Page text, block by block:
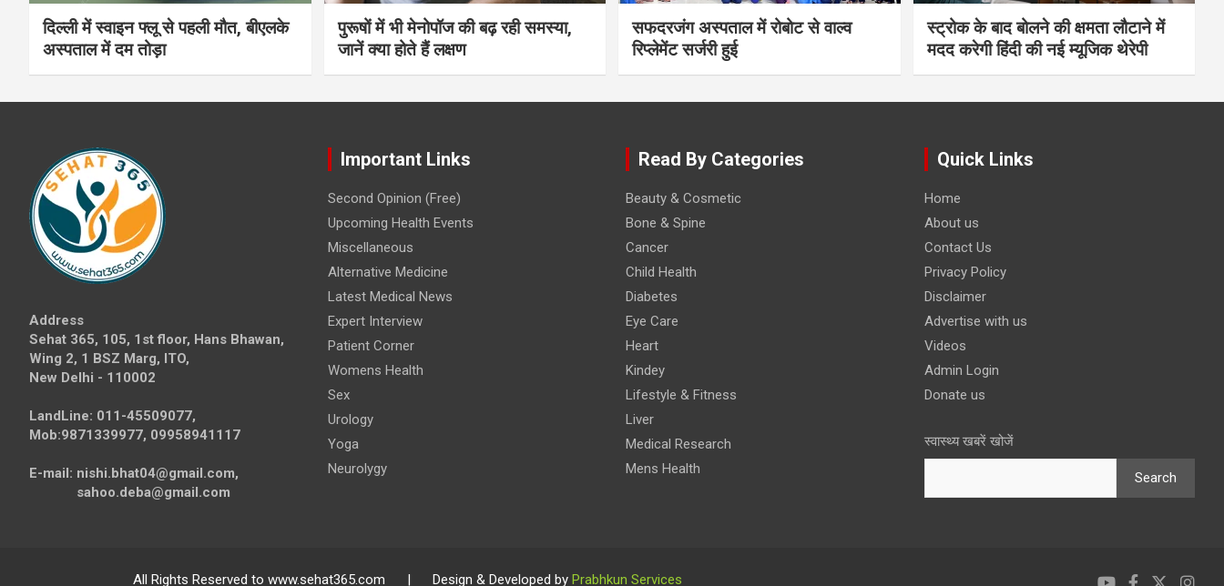
दिल्ली में स्वाइन फ्लू से पहली मौत, बीएलके
अस्पताल में दम तोड़ा
पुरूषों में भी मेनोपॉज की बढ़ रही समस्या,
जानें क्या होते हैं लक्षण
सफदरजंग अस्पताल में रोबोट से वाल्व
रिप्लेमेंट सर्जरी हुई
स्ट्रोक के बाद बोलने की क्षमता लौटाने में
मदद करेगी हिंदी की नई म्यूजिक थेरेपी
Address
Sehat 365, 105, 1st floor, Hans Bhawan,
Wing 2, 1 BSZ Marg, ITO,
New Delhi - 110002
LandLine: 011-45509077,
Mob:9871339977, 09958941117
E-mail: nishi.bhat04@gmail.com,
sahoo.deba@gmail.com
Important Links
Second Opinion (Free)
Upcoming Health Events
Miscellaneous
Alternative Medicine
Latest Medical News
Expert Interview
Patient Corner
Womens Health
Sex
Urology
Yoga
Neurolygy
Read By Categories
Beauty & Cosmetic
Bone & Spine
Cancer
Child Health
Diabetes
Eye Care
Heart
Kindey
Lifestyle & Fitness
Liver
Medical Research
Mens Health
Quick Links
Home
About us
Contact Us
Privacy Policy
Disclaimer
Advertise with us
Videos
Admin Login
Donate us
स्वास्थ्य खबरें खोजें
Search
All Rights Reserved to www.sehat365.com | Design & Developed byPrabhkun Services